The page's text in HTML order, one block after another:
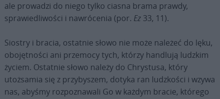
ale prowadzi do niego tylko ciasna brama prawdy,
sprawiedliwości i nawrócenia (por. Ez33, 11).
Siostry i bracia, ostatnie słowo nie może należeć do lęku,
obojętności ani przemocy tych, którzy handlują ludzkim
życiem. Ostatnie słowo należy do Chrystusa, który
utożsamia się z przybyszem, dotyka ran ludzkości i wzywa
nas, abyśmy rozpoznawali Go w każdym bracie, którego